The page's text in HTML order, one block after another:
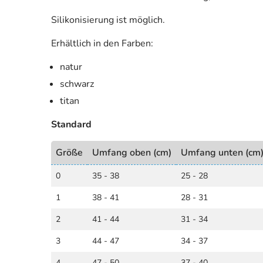
Silikonisierung ist möglich.
Erhältlich in den Farben:
natur
schwarz
titan
Standard
Größe Umfang oben (cm) Umfang unten (cm)
0 35 - 38
25 - 28
1
38 - 41
28 - 31
2
41 - 44
31 - 34
3
44 - 47
34 - 37